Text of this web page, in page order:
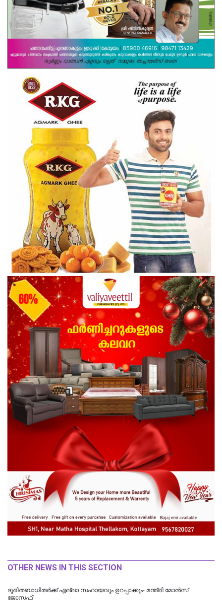
OTHER NEWS IN THIS SECTION
ദുരിതബാധിതർക്ക് എല്ലാ സഹായവും ഉറപ്പാക്കും- മന്ത്രി മോൻസ്
ജോസഫ്